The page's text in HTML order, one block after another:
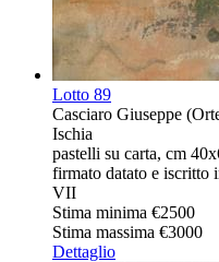
Lotto 89
Casciaro Giuseppe
Ischia
pastelli su carta, cm
firmato datato e iscritto
VII
Stima minima €2500
Stima massima €3000
Dettaglio